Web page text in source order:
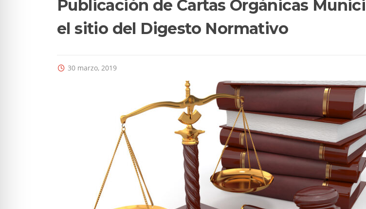
Publicación de Cartas Orgánicas
el sitio del Digesto Normativo
30 marzo, 2019